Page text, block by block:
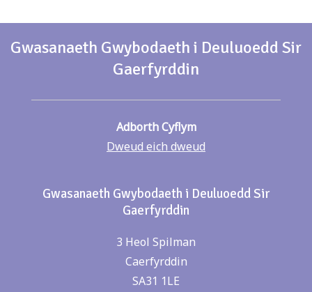
Gwasanaeth Gwybodaeth i Deuluoedd Sir
Gaerfyrddin
Adborth Cyflym
Dweud eich dweud
Gwasanaeth Gwybodaeth i Deuluoedd Sir
Gaerfyrddin
3 Heol Spilman
Caerfyrddin
SA31 1LE